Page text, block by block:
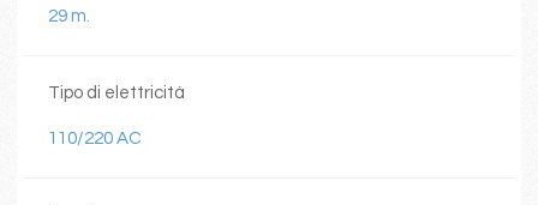
29 m.
Tipo di elettricità
110/220 AC